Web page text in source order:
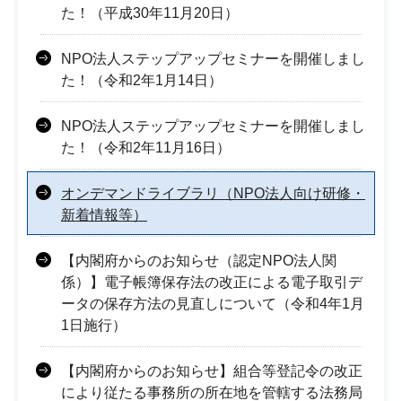
た！（平成30年11月20日）
NPO法人ステップアップセミナーを開催しまし
た！（令和2年1月14日）
NPO法人ステップアップセミナーを開催しまし
た！（令和2年11月16日）
オンデマンドライブラリ（NPO法人向け研修・
新着情報等）
【内閣府からのお知らせ（認定NPO法人関
係）】電子帳簿保存法の改正による電子取引デ
ータの保存方法の見直しについて（令和4年1月
1日施行）
【内閣府からのお知らせ】組合等登記令の改正
により従たる事務所の所在地を管轄する法務局